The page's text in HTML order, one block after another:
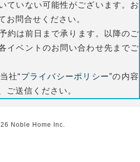
ていない可能性がございます。お
お問合せください。
約は前日まで承ります。以降のご
イベントのお問い合わせ先までご
社“プライバシーポリシー”の内容
ご送信ください。
Noble Home Inc.